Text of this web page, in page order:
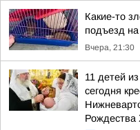
Какие-то
подъезд
Вчера, 21:30
11 детей
сегодня
Рождества